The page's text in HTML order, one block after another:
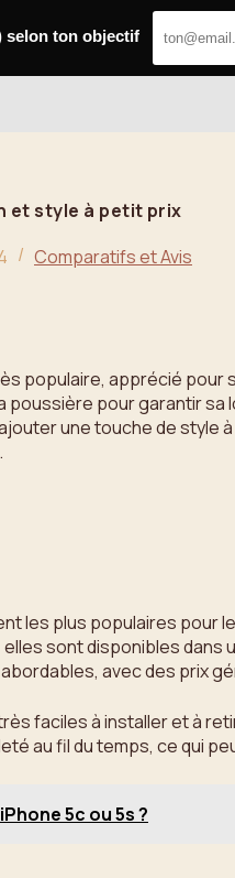
et style à petit prix
Comparatifs et Avis
populaire, apprécié
pour garantir
une touche de style
les plus populaires
sont disponibles
avec des prix
faciles à installer et à
au fil du temps, ce qui
5c ou 5s ?
selon ton objectif